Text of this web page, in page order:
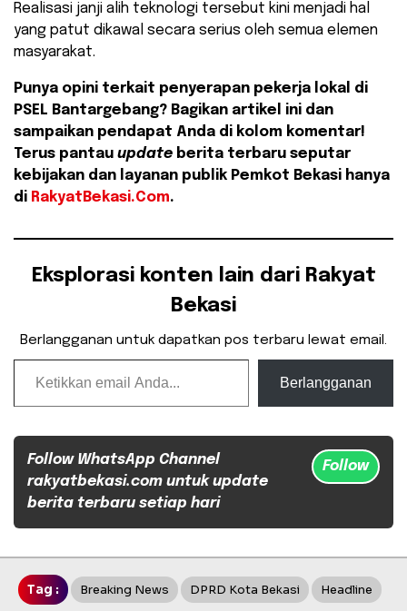
Realisasi janji alih teknologi tersebut kini menjadi hal
yang patut dikawal secara serius oleh semua elemen
masyarakat.
Punya opini terkait penyerapan pekerja lokal di
PSEL Bantargebang? Bagikan artikel ini dan
sampaikan pendapat Anda di kolom komentar!
Terus pantau update berita terbaru seputar
kebijakan dan layanan publik Pemkot Bekasi hanya
di RakyatBekasi.Com.
Eksplorasi konten lain dari Rakyat
Bekasi
Berlangganan untuk dapatkan pos terbaru lewat email.
Ketikkan email Anda...
Berlangganan
Follow WhatsApp Channel
rakyatbekasi.com untuk update
berita terbaru setiap hari
Follow
Tag : Breaking News DPRD Kota Bekasi Headline